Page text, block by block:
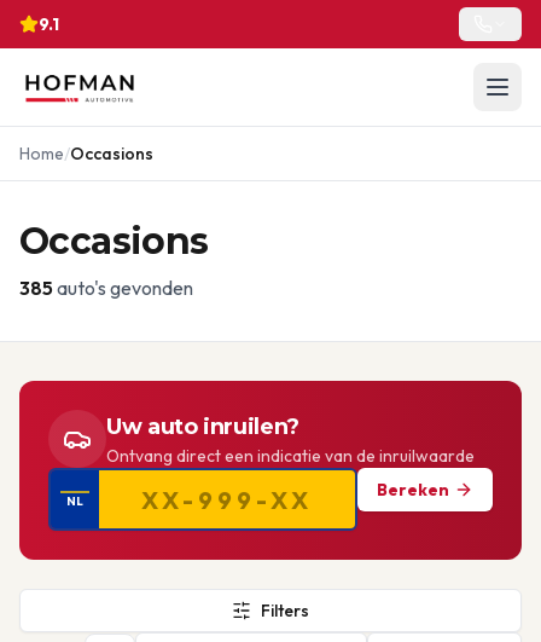
9.1
Home/Occasions
Occasions
385 auto's gevonden
Uw auto inruilen?
Ontvang direct een indicatie van de inruilwaarde
NL
Bereken
Filters